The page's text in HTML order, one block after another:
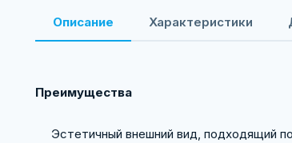
Описание Характеристики
Преимущества
Эстетичный внешний вид, подходящий